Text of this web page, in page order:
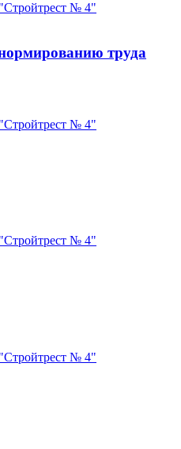
№ 4"
труда
№ 4"
№ 4"
№ 4"